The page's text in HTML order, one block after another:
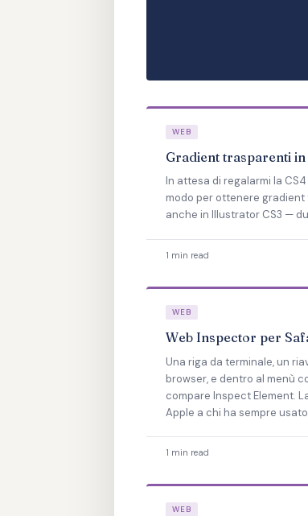
WEB
Gradient trasparenti
In attesa di regalarmi la
modo per ottenere
anche in Illustrator CS3 —
1 min read
WEB
Web Inspector per
Una riga da terminale, un
browser, e dentro al menù
compare Inspect Element.
Apple a chi ha sempre
1 min read
WEB